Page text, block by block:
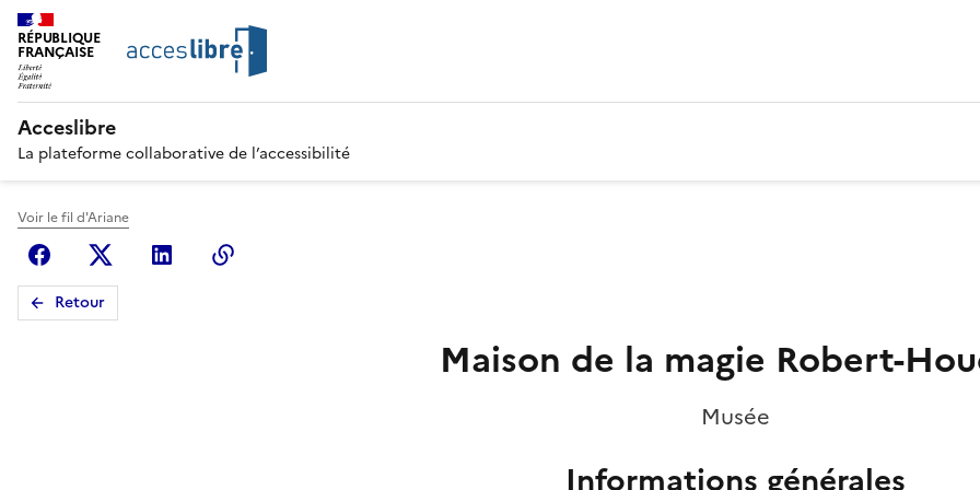
RÉPUBLIQUE
FRANÇAISE
Acceslibre
La plateforme collaborative de l’accessibilité
Voir le fil d'Ariane
FacebookX (anciennement Twitter)
Linkedin
Retour
Maison de la magie Robert-
Musée
Informations générales